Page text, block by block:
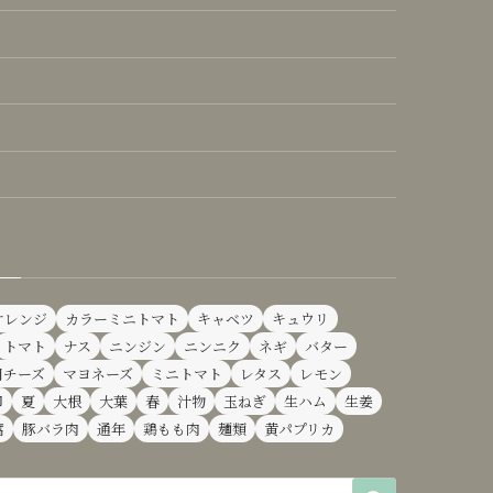
レンジ カラーミニトマト キャベツ
キュウリ
トマト
ナス ニンジン ニンニク ネギ
バター
ーズ
マヨネーズ ミニトマト レタス
レモン
夏 大根 大葉 春 汁物 玉ねぎ 生ハム
生姜
豚バラ肉 通年 鶏もも肉 麺類 黄パプリカ